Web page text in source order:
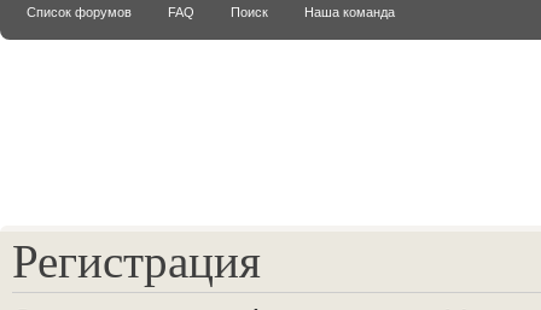
Список форумов FAQ Поиск Наша команда
Регистрация